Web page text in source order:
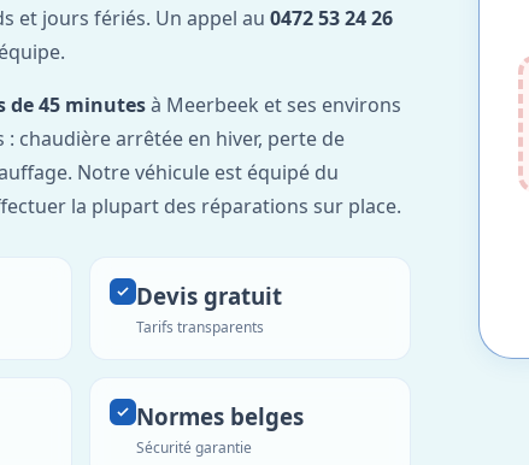
et jours fériés. Un appel au 0472 53 24 26
de 45 minutesà Meerbeek et ses environs
chaudière arrêtée en hiver, perte de
Notre véhicule est équipé du
la plupart des réparations sur place.
Devis gratuit
Tarifs transparents
Normes belges
Sécurité garantie